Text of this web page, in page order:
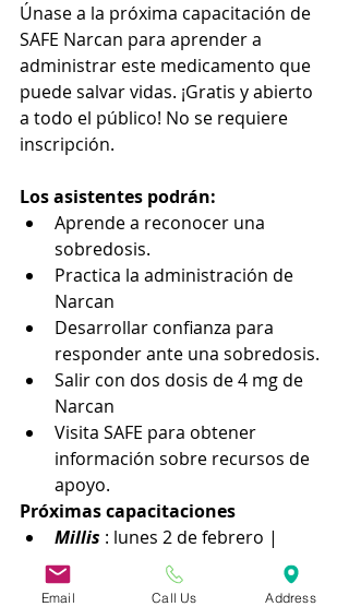
Únase a la próxima capacitación de
SAFE Narcan para aprender a
administrar este medicamento que
puede salvar vidas. ¡Gratis y abierto
a todo el público! No se requiere
inscripción.
Los asistentes podrán:
Aprende a reconocer una
sobredosis.
Practica la administración de
Narcan
Desarrollar confianza para
responder ante una sobredosis.
Salir con dos dosis de 4 mg de
Narcan
Visita SAFE para obtener
información sobre recursos de
apoyo.
Próximas capacitaciones
Millis : lunes 2 de febrero |
15:00–17:00 (acceso libre en
cualquier momento) | Biblioteca
Email Call Us Address